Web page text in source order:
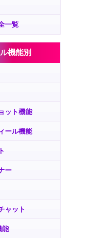
一覧
機能別
ット機能
ール機能
ー
ャット
能